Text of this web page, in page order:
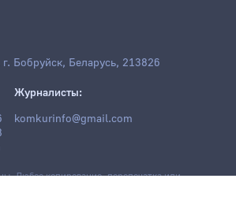
Бобруйск, Беларусь, 213826
Журналисты:
komkurinfo@gmail.com
Любое копирование, перепечатка или